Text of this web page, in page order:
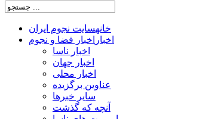
خانهسایت نجوم ایران
اخبار اخبار فضا و نجوم
اخبار ناسا
اخبار جهان
اخبار محلی
عناوین برگزیده
سایر خبرها
آنچه که گذشت